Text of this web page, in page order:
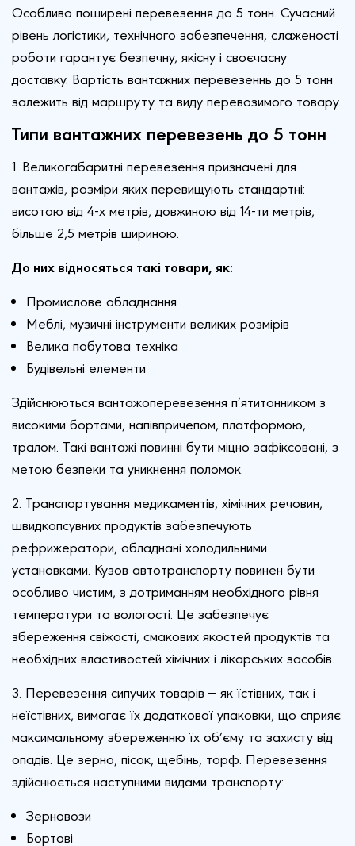
Особливо поширені перевезення до 5 тонн. Сучасний
рівень логістики, технічного забезпечення, слаженості
роботи гарантує безпечну, якісну і своєчасну
доставку. Вартість вантажних перевезеннь до 5 тонн
залежить від маршруту та виду перевозимого товару.
Типи вантажних перевезень до 5 тонн
1. Великогабаритні перевезення призначені для
вантажів, розміри яких перевищують стандартні:
висотою від 4-х метрів, довжиною від 14-ти метрів,
більше 2,5 метрів шириною.
До них відносяться такі товари, як:
Промислове обладнання
Меблі, музичні інструменти великих розмірів
Велика побутова техніка
Будівельні елементи
Здійснюються вантажоперевезення п’ятитонником з
високими бортами, напівпричепом, платформою,
тралом. Такі вантажі повинні бути міцно зафіксовані, з
метою безпеки та уникнення поломок.
2. Транспортування медикаментів, хімічних речовин,
швидкопсувних продуктів забезпечують
рефрижератори, обладнані холодильними
установками. Кузов автотранспорту повинен бути
особливо чистим, з дотриманням необхідного рівня
температури та вологості. Це забезпечує
збереження свіжості, смакових якостей продуктів та
необхідних властивостей хімічних і лікарських засобів.
3. Перевезення сипучих товарів — як їстівних, так і
неїстівних, вимагає їх додаткової упаковки, що сприяє
максимальному збереженню їх об’єму та захисту від
опадів. Це зерно, пісок, щебінь, торф. Перевезення
здійснюється наступними видами транспорту:
Зерновози
Бортові